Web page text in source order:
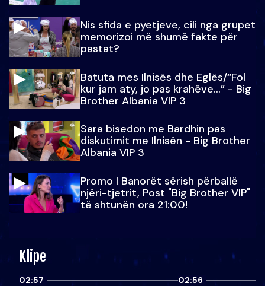
Nis sfida e pyetjeve, cili nga grupet
memorizoi më shumë fakte për
pastat?
Batuta mes Ilnisës dhe Eglës/“Fol
kur jam aty, jo pas krahëve…” - Big
Brother Albania VIP 3
Sara bisedon me Bardhin pas
diskutimit me Ilnisën - Big Brother
Albania VIP 3
Promo l Banorët sërish përballë
njëri-tjetrit, Post "Big Brother VIP"
të shtunën ora 21:00!
Klipe
02:57 02:56